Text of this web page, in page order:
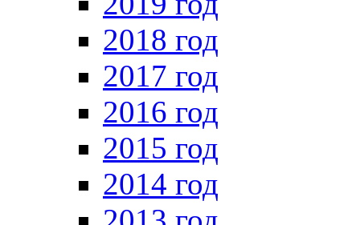
2018 год
2017 год
2016 год
2015 год
2014 год